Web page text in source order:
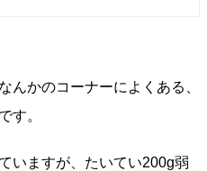
んかのコーナーによくある、
す。
いますが、たいてい200g弱